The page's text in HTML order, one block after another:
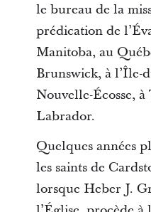
le bureau de la
prédication de
Manitoba, au
Brunswick, à l’Île-
Nouvelle-Écosse,
Labrador.
Quelques années
les saints de
lorsque Heber J.